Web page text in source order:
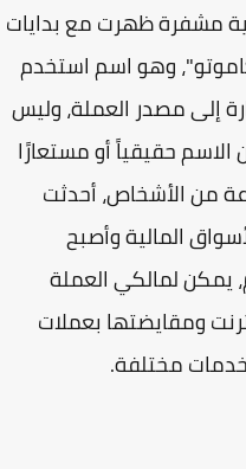
ظهرت مع بدايات
وهو اسم استخدم
إلى مصدر العملة، وليس
حقيقياً أو مستعارًا
الأشخاص، أحدثت
المالية وأصبح
لمالكي العملة
ومقايضتها بعملات
مختلفة.